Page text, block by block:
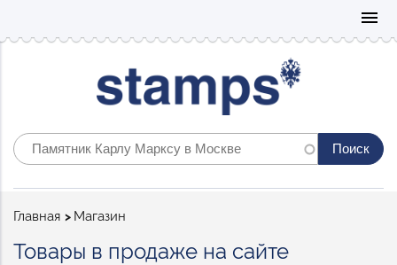
menu
Строка
Главная Магазин
Товары в продаже на сайте